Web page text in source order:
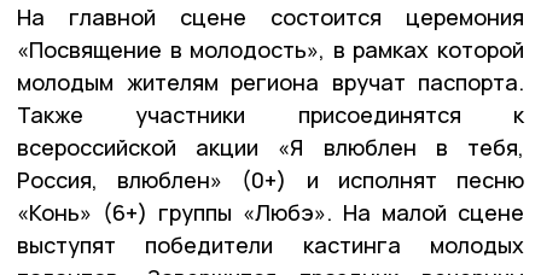
На главной сцене состоится церемония
«Посвящение в молодость», в рамках которой
молодым жителям региона вручат паспорта.
Также участники присоединятся к
всероссийской акции «Я влюблен в тебя,
Россия, влюблен» (0+) и исполнят песню
«Конь» (6+) группы «Любэ». На малой сцене
выступят победители кастинга молодых